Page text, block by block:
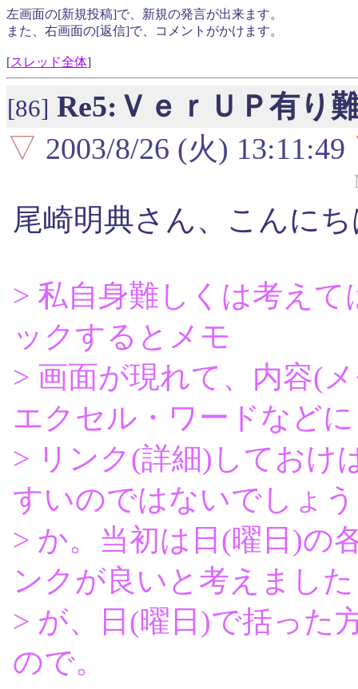
左画面の[新規投稿]で、新規の発言が出来ます。
また、右画面の[返信]で、コメントがかけます。
[スレッド全体]
[86] Re5:ＶｅｒＵＰ有り
▽ 2003/8/26 (火) 13:11:49
尾崎明典さん、こんに
> 私自身難しくは考え
ックするとメモ
> 画面が現れて、内容(
エクセル・ワードなどに
> リンク(詳細)しておけ
すいのではないでしょう
> か。当初は日(曜日)の
ンクが良いと考えました
> が、日(曜日)で括った
ので。